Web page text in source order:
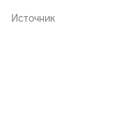
Источник